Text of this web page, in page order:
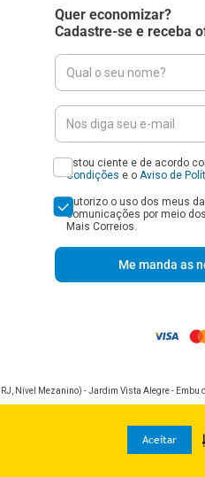
Aceitar
Quer economizar?
Cadastre-se e receba
Estou ciente e de acordo
Condições e o Aviso de
Autorizo o uso dos meus
comunicações por meio
Mais Correios.
Me manda as
Nível Mezanino) - Jardim Vista Alegre - Embu